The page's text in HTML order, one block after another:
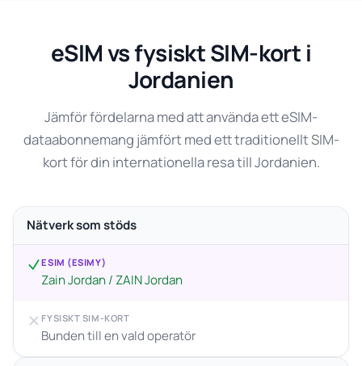
eSIM vs fysiskt SIM-kort i
Jordanien
Jämför fördelarna med att använda ett eSIM-
dataabonnemang jämfört med ett traditionellt SIM-
kort för din internationella resa till Jordanien.
Nätverk som stöds
ESIM (ESIMY)
Zain Jordan / ZAIN Jordan
FYSISKT SIM-KORT
Bunden till en vald operatör